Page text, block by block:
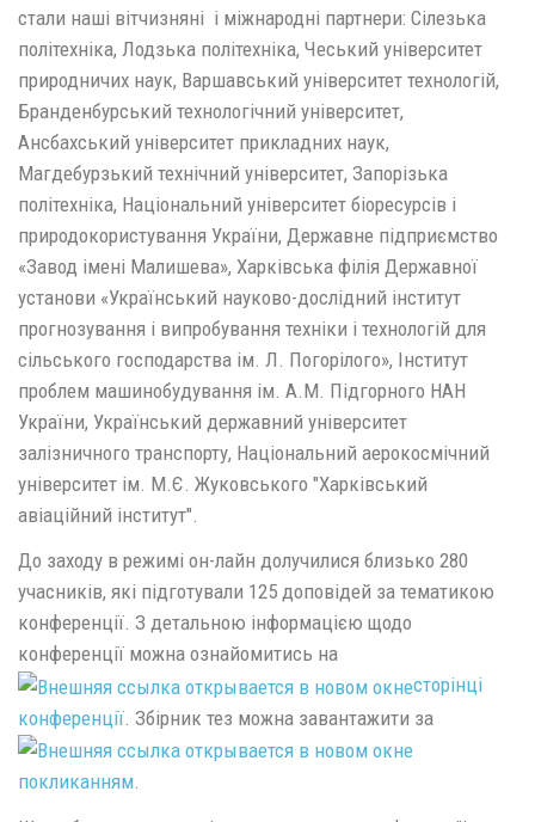
стали наші вітчизняні і міжнародні партнери: Сілезька
політехніка, Лодзька політехніка, Чеський університет
природничих наук, Варшавський університет технологій,
Бранденбурський технологічний університет,
Ансбахський університет прикладних наук,
Магдебурзький технічний університет, Запорізька
політехніка, Національний університет біоресурсів і
природокористування України, Державне підприємство
«Завод імені Малишева», Харківська філія Державної
установи «Український науково-дослідний інститут
прогнозування і випробування техніки і технологій для
сільського господарства ім. Л. Погорілого», Інститут
проблем машинобудування ім. А.М. Підгорного НАН
України, Український державний університет
залізничного транспорту, Національний аерокосмічний
університет ім. М.Є. Жуковського "Харківський
авіаційний інститут".
До заходу в режимі он-лайн долучилися близько 280
учасників, які підготували 125 доповідей за тематикою
конференції. З детальною інформацією щодо
конференції можна ознайомитись на
сторінці
конференції . Збірник тез можна завантажити за
покликанням.